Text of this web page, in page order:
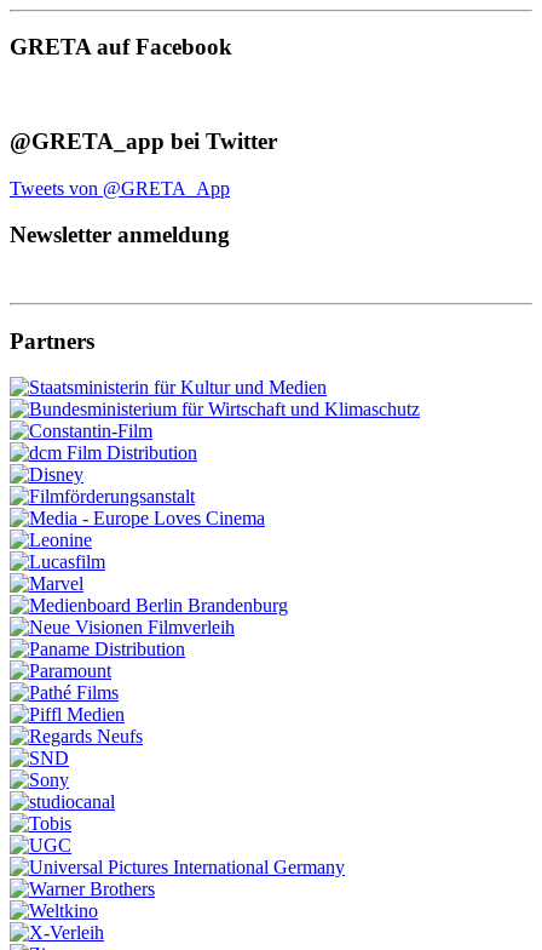
GRETA auf Facebook
@GRETA_app bei Twitter
Tweets von @GRETA_App
Newsletter anmeldung
Partners